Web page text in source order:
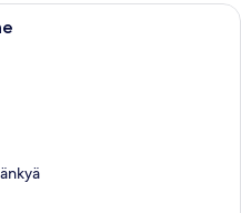
Hotellihuone, jossa on sänky,